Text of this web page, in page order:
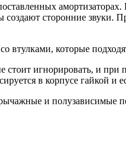
сторонние звуки.
втулками, которые
стоит игнорировать, и
в корпусе гайкой и
и полузависимые